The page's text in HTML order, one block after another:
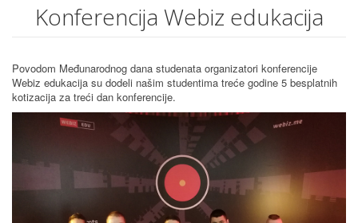
Konferencija Webiz edukacija
Povodom Međunarodnog dana studenata organizatori konferencije
Webiz edukacija su dodeli našim studentima treće godine 5 besplatnih
kotizacija za treći dan konferencije.